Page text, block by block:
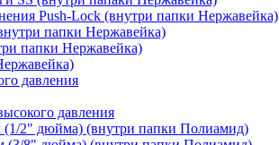
Push-Lock (внутри папки Нержавейка)
папки Нержавейка)
папки Нержавейка)
давления
давления
(1/2" дюйма) (внутри папки Полиамид)